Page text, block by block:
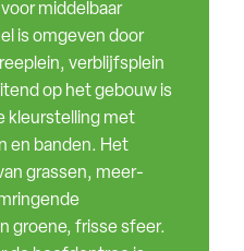
middelbaar
is omgeven door
verblijfsplein
op het gebouw is
kleurstelling met
en banden. Het
grassen, meer­
groene, frisse sfeer.